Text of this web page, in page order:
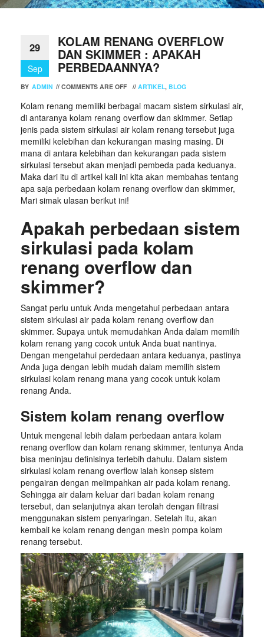
29
Sep
KOLAM RENANG OVERFLOW
DAN SKIMMER : APAKAH
PERBEDAANNYA?
BY ADMIN // COMMENTS ARE OFF // ARTIKEL, BLOG
Kolam renang memiliki berbagai macam sistem sirkulasi air,
di antaranya kolam renang overflow dan skimmer. Setiap
jenis pada sistem sirkulasi air kolam renang tersebut juga
memiliki kelebihan dan kekurangan masing masing. Di
mana di antara kelebihan dan kekurangan pada sistem
sirkulasi tersebut akan menjadi pembeda pada keduanya.
Maka dari itu di artikel kali ini kita akan membahas tentang
apa saja perbedaan kolam renang overflow dan skimmer,
Mari simak ulasan berikut ini!
Apakah perbedaan sistem
sirkulasi pada kolam
renang overflow dan
skimmer?
Sangat perlu untuk Anda mengetahui perbedaan antara
sistem sirkulasi air pada kolam renang overflow dan
skimmer. Supaya untuk memudahkan Anda dalam memilih
kolam renang yang cocok untuk Anda buat nantinya.
Dengan mengetahui perdedaan antara keduanya, pastinya
Anda juga dengan lebih mudah dalam memilih sistem
sirkulasi kolam renang mana yang cocok untuk kolam
renang Anda.
Sistem kolam renang overflow
Untuk mengenal lebih dalam perbedaan antara kolam
renang overflow dan kolam renang skimmer, tentunya Anda
bisa meninjau definisinya terlebih dahulu. Dalam sistem
sirkulasi kolam renang overflow ialah konsep sistem
pengairan dengan melimpahkan air pada kolam renang.
Sehingga air dalam keluar dari badan kolam renang
tersebut, dan selanjutnya akan terolah dengan filtrasi
menggunakan sistem penyaringan. Setelah itu, akan
kembali ke kolam renang dengan mesin pompa kolam
renang tersebut.